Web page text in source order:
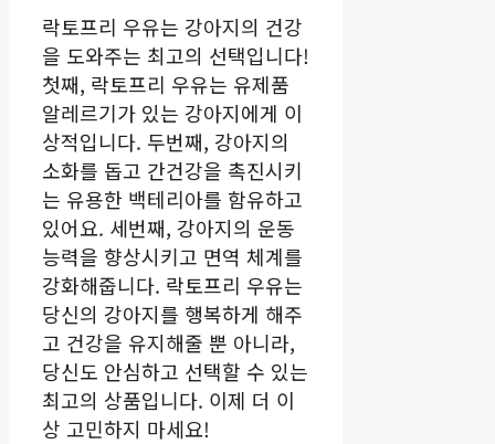
락토프리 우유는 강아지의 건강
을 도와주는 최고의 선택입니다!
첫째, 락토프리 우유는 유제품
알레르기가 있는 강아지에게 이
상적입니다. 두번째, 강아지의
소화를 돕고 간건강을 촉진시키
는 유용한 백테리아를 함유하고
있어요. 세번째, 강아지의 운동
능력을 향상시키고 면역 체계를
강화해줍니다. 락토프리 우유는
당신의 강아지를 행복하게 해주
고 건강을 유지해줄 뿐 아니라,
당신도 안심하고 선택할 수 있는
최고의 상품입니다. 이제 더 이
상 고민하지 마세요!